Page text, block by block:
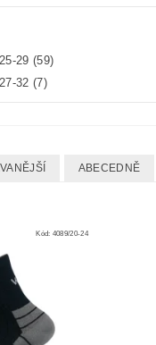
25-29(59)
27-32(7)
ABECEDNĚ
Kód: 4089/20-24